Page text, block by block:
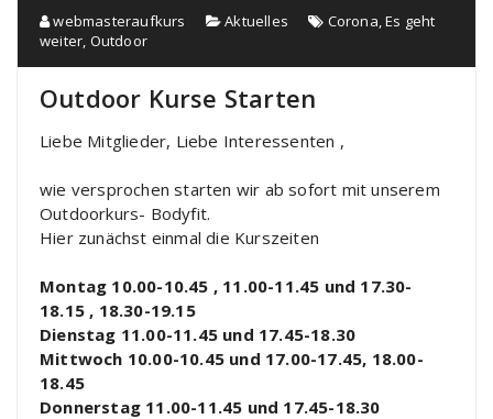
webmasteraufkurs Aktuelles Corona ,Es geht
weiter Outdoor
Outdoor Kurse Starten
Liebe Mitglieder, Liebe Interessenten ,
wie versprochen starten wir ab sofort mit unserem
Outdoorkurs- Bodyfit.
Hier zunächst einmal die Kurszeiten
Montag 10.00-10.45 , 11.00-11.45 und 17.30-
18.15 , 18.30-19.15
Dienstag 11.00-11.45 und 17.45-18.30
Mittwoch 10.00-10.45 und 17.00-17.45, 18.00-
18.45
Donnerstag 11.00-11.45 und 17.45-18.30